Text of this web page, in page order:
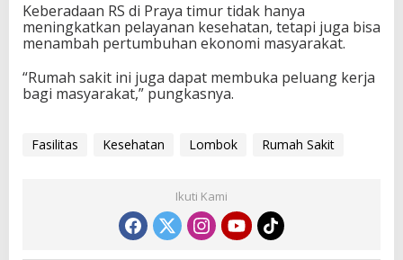
Keberadaan RS di Praya timur tidak hanya
meningkatkan pelayanan kesehatan, tetapi juga bisa
menambah pertumbuhan ekonomi masyarakat.
“Rumah sakit ini juga dapat membuka peluang kerja
bagi masyarakat,” pungkasnya.
Fasilitas Kesehatan Lombok Rumah Sakit
Ikuti Kami